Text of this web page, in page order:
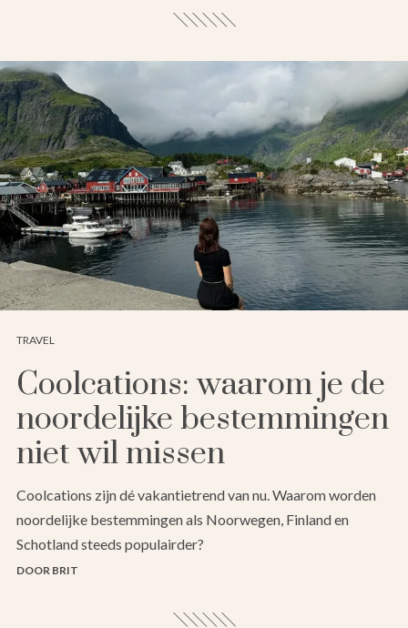
TRAVEL
Coolcations: waarom je de
noordelijke bestemmingen
niet wil missen
Coolcations zijn dé vakantietrend van nu. Waarom worden
noordelijke bestemmingen als Noorwegen, Finland en
Schotland steeds populairder?
DOOR BRIT